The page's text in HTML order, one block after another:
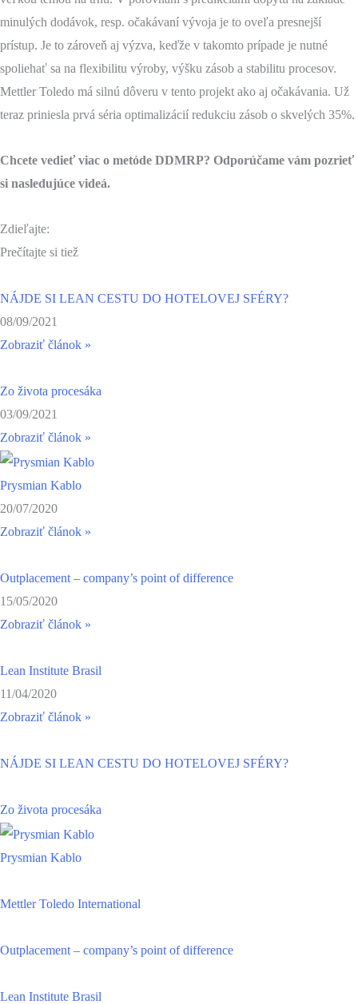
minulých dodávok, resp. očakávaní vývoja je to oveľa presnejší
prístup. Je to zároveň aj výzva, keďže v takomto prípade je nutné
spoliehať sa na flexibilitu výroby, výšku zásob a stabilitu procesov.
Mettler Toledo má silnú dôveru v tento projekt ako aj očakávania. Už
teraz priniesla prvá séria optimalizácií redukciu zásob o skvelých 35%.
Chcete vedieť viac o metóde DDMRP? Odporúčame vám pozrieť
si nasledujúce videá.
Zdieľajte:
Prečítajte si tiež
NÁJDE SI LEAN CESTU DO HOTELOVEJ SFÉRY?
08/09/2021
Zobraziť článok »
Zo života procesáka
03/09/2021
Zobraziť článok »
Prysmian Kablo
20/07/2020
Zobraziť článok »
Outplacement – company’s point of difference
15/05/2020
Zobraziť článok »
Lean Institute Brasil
11/04/2020
Zobraziť článok »
NÁJDE SI LEAN CESTU DO HOTELOVEJ SFÉRY?
Zo života procesáka
Prysmian Kablo
Mettler Toledo International
Outplacement – company’s point of difference
Lean Institute Brasil